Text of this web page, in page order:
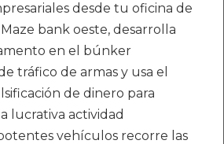
desde tu oficina de
bank oeste, desarrolla
en el búnker
tráfico de armas y usa el
de dinero para
lucrativa actividad
vehículos recorre las